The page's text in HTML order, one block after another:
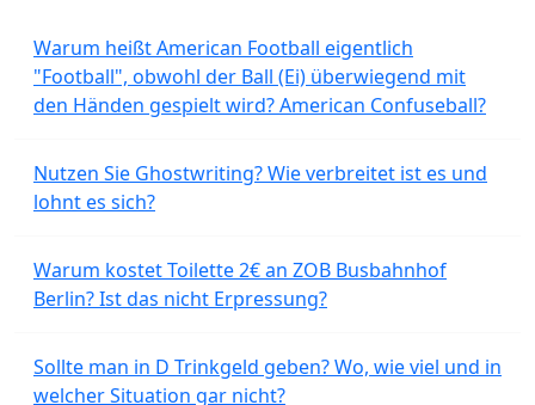
Warum heißt American Football eigentlich
"Football", obwohl der Ball (Ei) überwiegend mit
den Händen gespielt wird? American Confuseball?
Nutzen Sie Ghostwriting? Wie verbreitet ist es und
lohnt es sich?
Warum kostet Toilette 2€ an ZOB Busbahnhof
Berlin? Ist das nicht Erpressung?
Sollte man in D Trinkgeld geben? Wo, wie viel und in
welcher Situation gar nicht?